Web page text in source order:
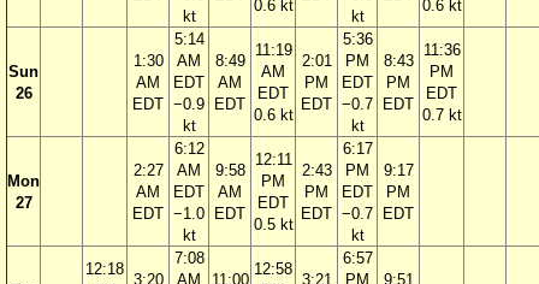
kt
0.6 kt
kt
0.6 kt
Sun
26
1:30
AM
EDT
5:14
AM
EDT
−0.9
kt
8:49
AM
EDT
11:19
AM
EDT
0.6 kt
2:01
PM
EDT
5:36
PM
EDT
−0.7
kt
8:43
PM
EDT
11:36
PM
EDT
0.7 kt
Mon
27
2:27
AM
EDT
6:12
AM
EDT
−1.0
kt
9:58
AM
EDT
12:11
PM
EDT
0.5 kt
2:43
PM
EDT
6:17
PM
EDT
−0.7
kt
9:17
PM
EDT
12:18
3:20
7:08
AM
11:00
12:58
3:21
6:57
PM
9:51